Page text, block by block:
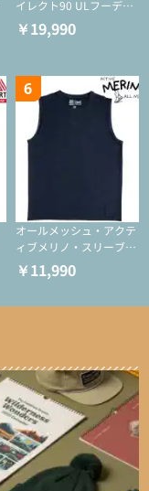
イレクト90 ULフーディ
（アクティブインサレー
ション/ミドルレイヤー/
￥19,990
6
オールメッシュ・アクテ
ィブメリノ・スリーブレ
ス
￥11,990